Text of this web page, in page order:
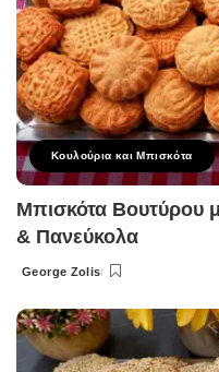
Κουλούρια και Μπισκότα
Μπισκότα Βουτύρου
& Πανεύκολα
Posted
George Zolis